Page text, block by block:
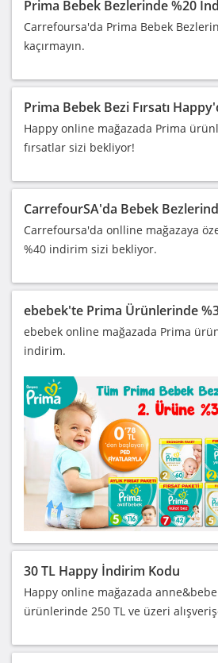
Prima Bebek Bezlerinde %20
Carrefoursa'da Prima Bebek
kaçırmayın.
Prima Bebek Bezi Fırsatı
Happy online mağazada Prima
fırsatlar sizi bekliyor!
CarrefourSA'da Bebek
Carrefoursa'da onlline mağazaya
%40 indirim sizi bekliyor.
ebebek'te Prima Ürünlerinde
ebebek online mağazada Prima
indirim.
30 TL Happy İndirim Kodu
Happy online mağazada
ürünlerinde 250 TL ve üzeri